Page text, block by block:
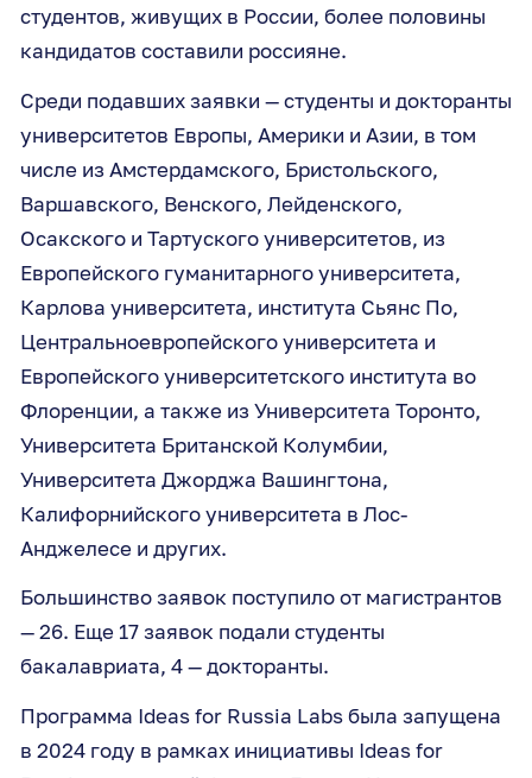
студентов, живущих в России, более половины
кандидатов составили россияне.
Среди подавших заявки — студенты и докторанты
университетов Европы, Америки и Азии, в том
числе из Амстердамского, Бристольского,
Варшавского, Венского, Лейденского,
Осакского и Тартуского университетов, из
Европейского гуманитарного университета,
Карлова университета, института Сьянс По,
Центральноевропейского университета и
Европейского университетского института во
Флоренции, а также из Университета Торонто,
Университета Британской Колумбии,
Университета Джорджа Вашингтона,
Калифорнийского университета в Лос-
Анджелесе и других.
Большинство заявок поступило от магистрантов
— 26. Еще 17 заявок подали студенты
бакалавриата, 4 — докторанты.
Программа Ideas for Russia Labs была запущена
в 2024 году в рамках инициативы Ideas for